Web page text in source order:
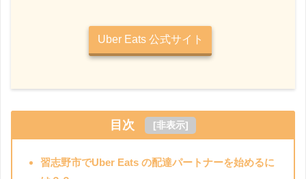
Uber Eats 公式サイト
目次 [非表示]
習志野市でUber Eats の配達パートナーを始めるに